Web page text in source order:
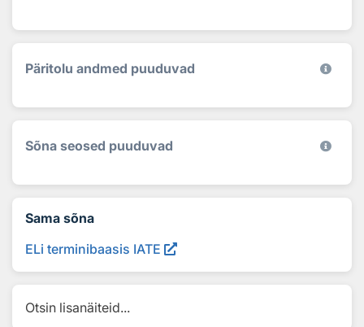
Päritolu andmed puuduvad
Sõna seosed puuduvad
Sama sõna
ELi terminibaasis IATE
Otsin lisanäiteid...